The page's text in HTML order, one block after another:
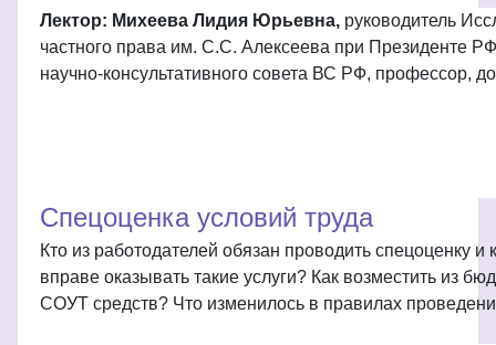
Лектор: Михеева Лидия Юрьевна, руководитель
частного права им. С.С. Алексеева при Президенте
научно-консультативного совета ВС РФ, профессор,
Спецоценка условий труда
Кто из работодателей обязан проводить спецоценку и
вправе оказывать такие услуги? Как возместить из
СОУТ средств? Что изменилось в правилах